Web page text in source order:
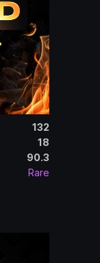
132
18
90.3
Rare